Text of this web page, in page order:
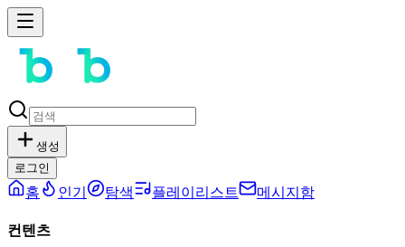
생성
로그인
홈 인기 탐색 플레이리스트 메시지함
컨텐츠